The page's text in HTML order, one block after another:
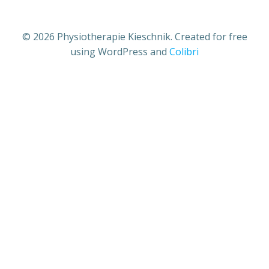
© 2026 Physiotherapie Kieschnik. Created for free
using WordPress and Colibri